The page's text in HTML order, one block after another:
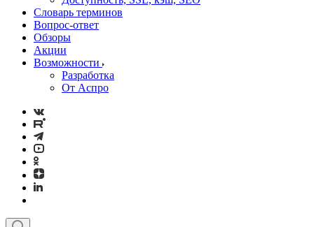
Словарь терминов
Вопрос-ответ
Обзоры
Акции
Возможности
Разработка
От Аспро